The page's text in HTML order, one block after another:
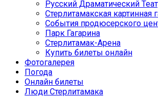
Русский Драматический
Стерлитамакская картинная
События продюсерского
Парк Гагарина
Стерлитамак-Арена
Купить билеты онлайн
Фотогалерея
Погода
Онлайн билеты
Люди Стерлитамака